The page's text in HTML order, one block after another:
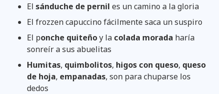
El sánduche de pernil es un camino a la gloria
El frozzen capuccino fácilmente saca un suspiro
El ponche quiteñoy la colada morada haría
sonreír a sus abuelitas
Humitas, quimbolitos, higos con queso, queso
de hoja, empanadas, son para chuparse los
dedos